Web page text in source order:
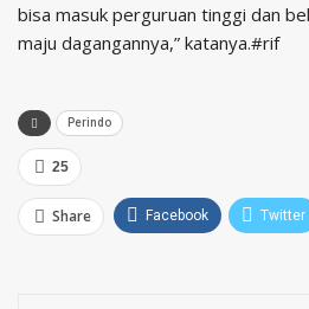
bisa masuk perguruan tinggi dan
maju dagangannya,” katanya.#rif
Perindo
25
Share Facebook Twitter